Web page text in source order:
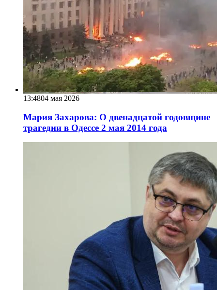
13:4804 мая 2026
Мария Захарова: О двенадцатой годовщине
трагедии в Одессе 2 мая 2014 года